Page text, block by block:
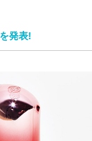
発表!